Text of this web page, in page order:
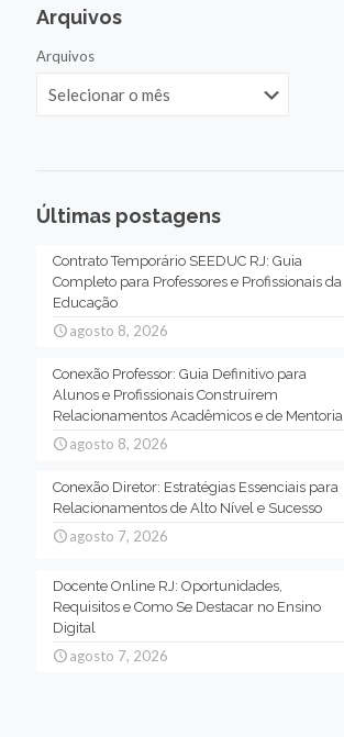
Arquivos
Arquivos
Últimas postagens
Contrato Temporário SEEDUC RJ: Guia
Completo para Professores e Profissionais da
Educação
agosto 8, 2026
Conexão Professor: Guia Definitivo para
Alunos e Profissionais Construírem
Relacionamentos Acadêmicos e de Mentoria
agosto 8, 2026
Conexão Diretor: Estratégias Essenciais para
Relacionamentos de Alto Nível e Sucesso
agosto 7, 2026
Docente Online RJ: Oportunidades,
Requisitos e Como Se Destacar no Ensino
Digital
agosto 7, 2026